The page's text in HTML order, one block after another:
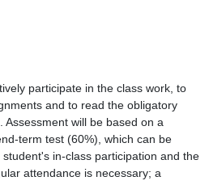
participate in the class work, to
and to read the obligatory
Assessment will be based on a
term test (60%), which can be
in-class participation and the
attendance is necessary; a